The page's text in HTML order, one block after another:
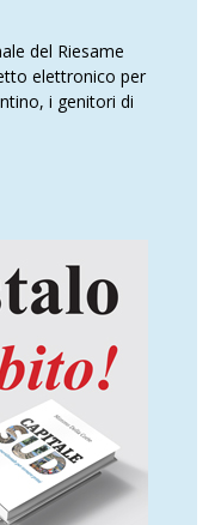
del Riesame
elettronico per
i genitori di